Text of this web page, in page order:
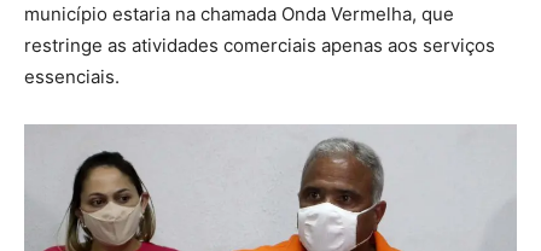
município estaria na chamada Onda Vermelha, que
restringe as atividades comerciais apenas aos serviços
essenciais.